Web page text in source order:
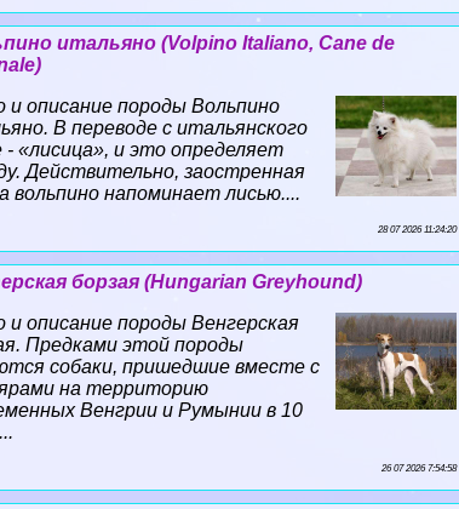
итальяно (Volpino Italiano, Cane de
и описание породы Вольпино
В переводе с итальянского
- «лисица», и это определяет
Действительно, заостренная
вольпино напоминает лисью....
28 07 2026 11:24:20
борзая (Hungarian Greyhound)
описание породы Венгерская
Предками этой породы
собаки, пришедшие вместе с
на территорию
Венгрии и Румынии в 10
26 07 2026 7:54:58